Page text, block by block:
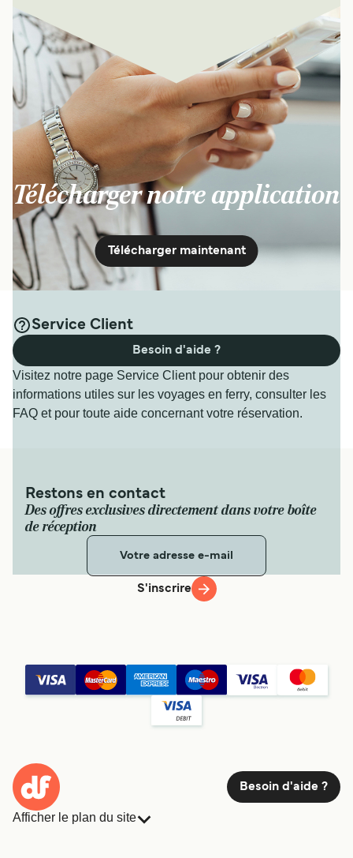
Télécharger notre application
Télécharger maintenant
Service Client
Visitez notre page Service Client pour obtenir des
informations utiles sur les voyages en ferry, consulter les
FAQ et pour toute aide concernant votre réservation.
Besoin d'aide ?
Restons en contact
Des offres exclusives directement dans votre boîte
de réception
S'inscrire
Besoin d'aide ?
Afficher le plan du site